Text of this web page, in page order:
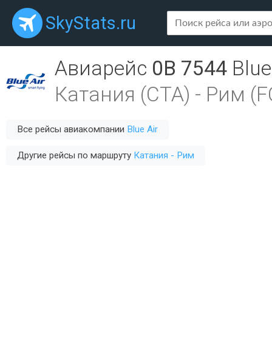
SkyStats.ru
Авиарейс 0B 7544
Катания (CTA) - Рим
Все рейсы авиакомпании Blue Air
Другие рейсы по маршруту Катания - Рим